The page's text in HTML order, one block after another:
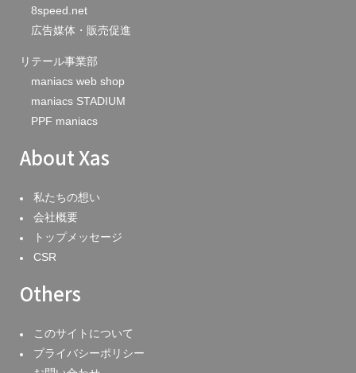
8speed.net
広告媒体・販売促進
リテール事業部
maniacs web shop
maniacs STADIUM
PPF maniacs
About Xas
私たちの想い
会社概要
トップメッセージ
CSR
Others
このサイトについて
プライバシーポリシー